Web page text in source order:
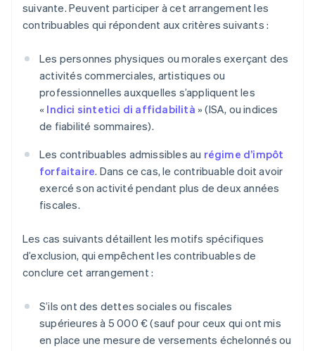
suivante. Peuvent participer à cet arrangement les
contribuables qui répondent aux critères suivants :
Les personnes physiques ou morales exerçant des
activités commerciales, artistiques ou
professionnelles auxquelles s’appliquent les
« Indici sintetici di affidabilità » (ISA, ou indices
de fiabilité sommaires).
Les contribuables admissibles au régime d’impôt
forfaitaire. Dans ce cas, le contribuable doit avoir
exercé son activité pendant plus de deux années
fiscales.
Les cas suivants détaillent les motifs spécifiques
d’exclusion, qui empêchent les contribuables de
conclure cet arrangement :
S’ils ont des dettes sociales ou fiscales
supérieures à 5 000 € (sauf pour ceux qui ont mis
en place une mesure de versements échelonnés ou